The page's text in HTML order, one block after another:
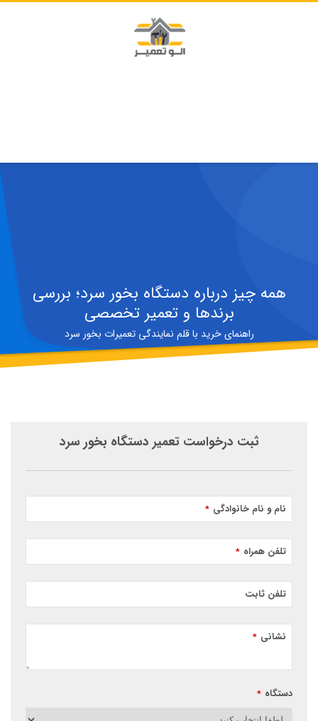
همه چیز درباره دستگاه بخور سرد؛ بررسی
برندها و تعمیر تخصصی
راهنمای خرید با قلم نمایندگی تعمیرات بخور سرد
ثبت درخواست تعمیر دستگاه بخور سرد
نام و نام خانوادگی *
تلفن همراه *
تلفن ثابت
نشانی *
دستگاه *